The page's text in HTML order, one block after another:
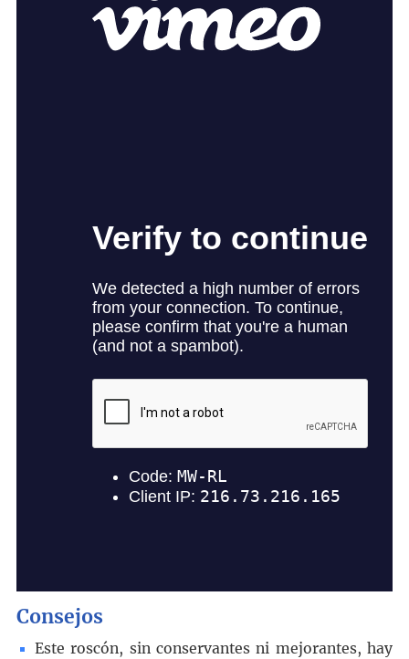
Consejos
Este roscón, sin conservantes ni mejorantes, hay